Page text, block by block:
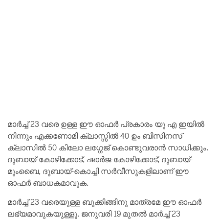
മാർച്ച് 23 വരെ ഉള്ള ഈ ഓഫർ പ്രകാരം യു എ ഇയിൽ
നിന്നും എക്കണോമി ക്ലാസ്സിൽ 40 ഉം ബിസിനസ്
ക്ലാസിൽ 50 കിലോ ലഗ്ഗേജ് കൊണ്ടുവരാൻ സാധിക്കും.
ദുബായ്-കോഴിക്കോട്, ഷാർജ-കോഴിക്കോട്, ദുബായ്-
മുംബൈ, ദുബായ്-കൊച്ചി സർവീസുകളിലാണ് ഈ
ഓഫർ ബാധകമാവുക.
മാർച്ച് 23 വരെയുള്ള ബുക്കിങ്ങിനു മാത്രമേ ഈ ഓഫർ
ലഭ്യമാവുകയുള്ളൂ. ജനുവരി 19 മുതൽ മാർച്ച് 23